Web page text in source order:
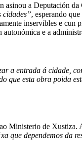
asinou a Deputación
cidades”, esperando
inservibles e cun
e a
a entrada á cidade,
que esta obra poida
Ministerio de Xustiza.
que dependemos da